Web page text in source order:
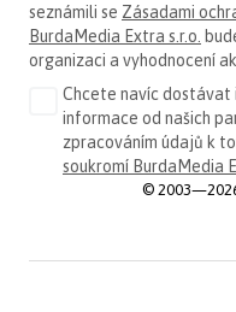
seznámili se Zásadami
BurdaMedia Extra s.r.o.
organizaci a vyhodnocení
Chcete navíc dostávat
informace od našich
zpracováním údajů k
soukromí BurdaMedia
© 2003—2026